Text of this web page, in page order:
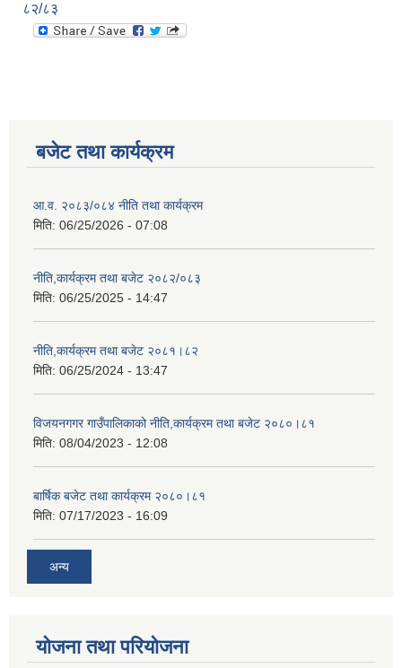
८२/८३
बजेट तथा कार्यक्रम
आ.व. २०८३/०८४ नीति तथा कार्यक्रम
मिति: 06/25/2026 - 07:08
नीति,कार्यक्रम तथा बजेट २०८२/०८३
मिति: 06/25/2025 - 14:47
नीति,कार्यक्रम तथा बजेट २०८१।८२
मिति: 06/25/2024 - 13:47
विजयनगगर गाउँपालिकाको नीति,कार्यक्रम तथा बजेट २०८०।८१
मिति: 08/04/2023 - 12:08
बार्षिक बजेट तथा कार्यक्रम २०८०।८१
मिति: 07/17/2023 - 16:09
अन्य
योजना तथा परियोजना